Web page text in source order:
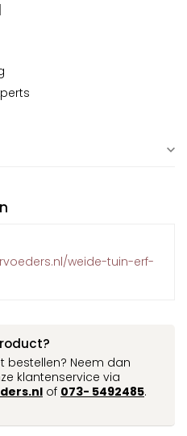
weide-tuin-erf-
bestellen? Neem dan
klantenservice via
of 073- 5492485.